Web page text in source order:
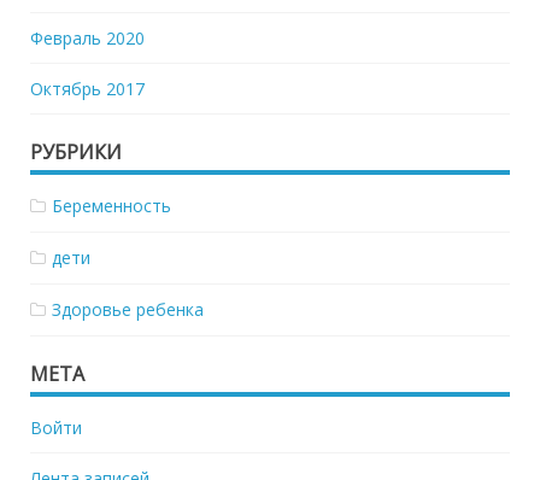
Февраль 2020
Октябрь 2017
РУБРИКИ
Беременность
дети
Здоровье ребенка
МЕТА
Войти